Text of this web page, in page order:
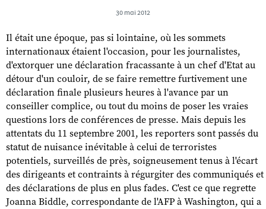
30 mai 2012
Il était une époque, pas si lointaine, où les sommets
internationaux étaient l'occasion, pour les journalistes,
d'extorquer une déclaration fracassante à un chef d'Etat au
détour d'un couloir, de se faire remettre furtivement une
déclaration finale plusieurs heures à l'avance par un
conseiller complice, ou tout du moins de poser les vraies
questions lors de conférences de presse. Mais depuis les
attentats du 11 septembre 2001, les reporters sont passés du
statut de nuisance inévitable à celui de terroristes
potentiels, surveillés de près, soigneusement tenus à l'écart
des dirigeants et contraints à régurgiter des communiqués et
des déclarations de plus en plus fades. C'est ce que regrette
Joanna Biddle, correspondante de l'AFP à Washington, qui a